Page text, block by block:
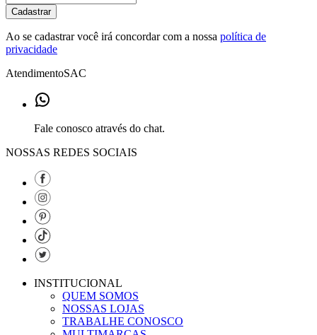
Cadastrar
Ao se cadastrar você irá concordar com a nossa política de
privacidade
AtendimentoSAC
Fale conosco através do chat.
NOSSAS REDES SOCIAIS
INSTITUCIONAL
QUEM SOMOS
NOSSAS LOJAS
TRABALHE CONOSCO